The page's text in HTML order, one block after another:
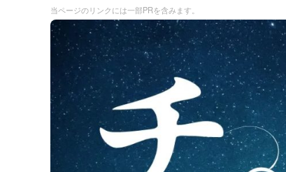
当ページのリンクには一部PRを含みます。